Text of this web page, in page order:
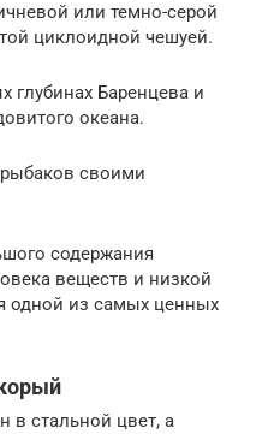
или темно-серой
циклоидной чешуей.
глубинах Баренцева и
океана.
своими
содержания
веществ и низкой
одной из самых ценных
в стальной цвет, а